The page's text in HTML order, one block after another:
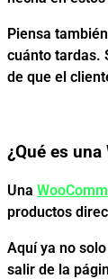
Piensa
cuánto tardas.
de que el
¿Qué es
Una
productos
Aquí ya no
salir de la